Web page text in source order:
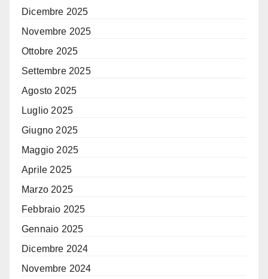
Dicembre 2025
Novembre 2025
Ottobre 2025
Settembre 2025
Agosto 2025
Luglio 2025
Giugno 2025
Maggio 2025
Aprile 2025
Marzo 2025
Febbraio 2025
Gennaio 2025
Dicembre 2024
Novembre 2024